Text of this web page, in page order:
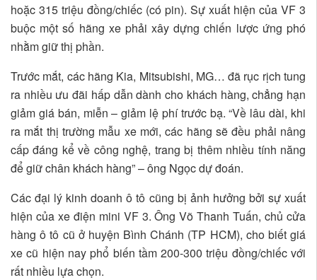
hoặc 315 triệu đồng/chiếc (có pin). Sự xuất hiện của VF 3
buộc một số hãng xe phải xây dựng chiến lược ứng phó
nhằm giữ thị phần.
Trước mắt, các hãng Kia, Mitsubishi, MG… đã rục rịch tung
ra nhiều ưu đãi hấp dẫn dành cho khách hàng, chẳng hạn
giảm giá bán, miễn – giảm lệ phí trước bạ. “Về lâu dài, khi
ra mắt thị trường mẫu xe mới, các hãng sẽ đều phải nâng
cấp đáng kể về công nghệ, trang bị thêm nhiều tính năng
để giữ chân khách hàng” – ông Ngọc dự đoán.
Các đại lý kinh doanh ô tô cũng bị ảnh hưởng bởi sự xuất
hiện của xe điện mini VF 3. Ông Võ Thanh Tuấn, chủ cửa
hàng ô tô cũ ở huyện Bình Chánh (TP HCM), cho biết giá
xe cũ hiện nay phổ biến tầm 200-300 triệu đồng/chiếc với
rất nhiều lựa chọn.